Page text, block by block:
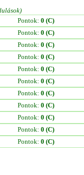
Pontok: 0 (C)
Pontok: 0 (C)
Pontok: 0 (C)
Pontok: 0 (C)
Pontok: 0 (C)
Pontok: 0 (C)
Pontok: 0 (C)
Pontok: 0 (C)
Pontok: 0 (C)
Pontok: 0 (C)
Pontok: 0 (C)